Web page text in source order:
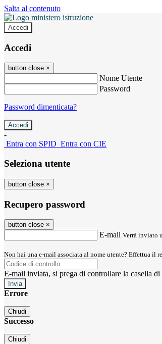
Salta al contenuto
Accedi
Accedi
button close ×
Nome Utente
Password
Password dimenticata?
-
Entra con SPID Entra con CIE
Seleziona utente
button close ×
Recupero password
button close ×
E-mail Verrà inviato
Non hai una e-mail associata al nome utente? Effettua il
E-mail inviata, si prega di controllare la casella di
Errore
Chiudi
Successo
Chiudi